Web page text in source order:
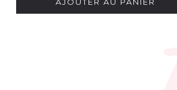
AJOUTER AU PANIER